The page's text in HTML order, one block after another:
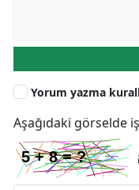
Yorum yazma
Aşağıdaki görselde